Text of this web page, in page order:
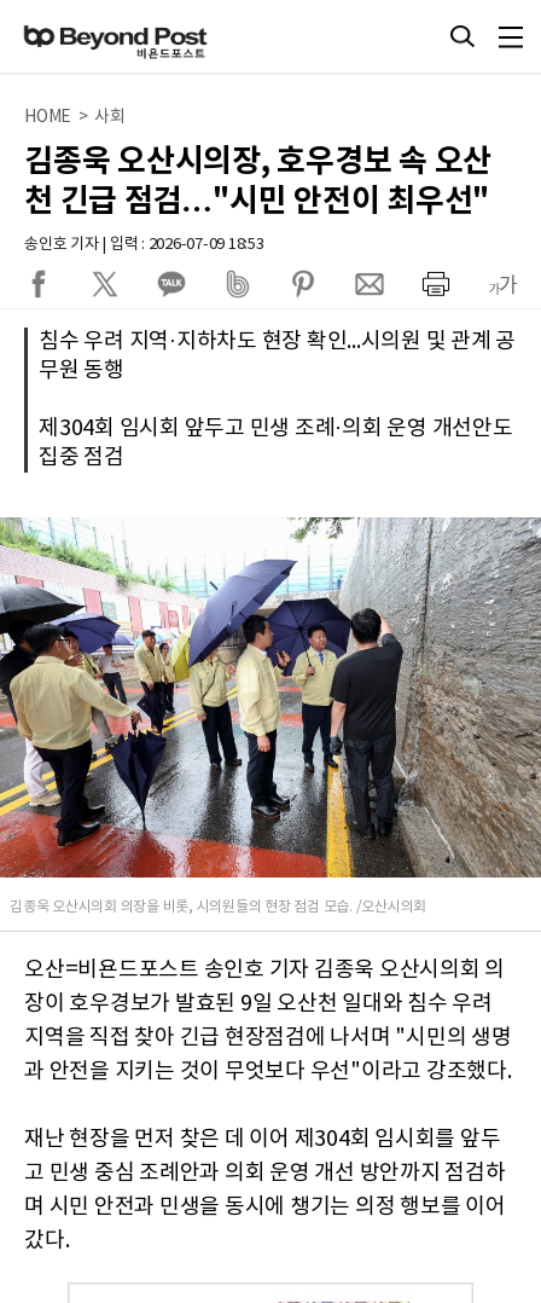
HOME > 사회
김종욱 오산시의장, 호우경보 속 오산
천 긴급 점검…"시민 안전이 최우선"
송인호 기자 | 입력 : 2026-07-09 18:53
침수 우려 지역·지하차도 현장 확인...시의원 및 관계 공
무원 동행
제304회 임시회 앞두고 민생 조례·의회 운영 개선안도
집중 점검
김종욱 오산시의회 의장을 비롯, 시의원들의 현장 점검 모습. /오산시의회
오산=비욘드포스트 송인호 기자 김종욱 오산시의회 의
장이 호우경보가 발효된 9일 오산천 일대와 침수 우려
지역을 직접 찾아 긴급 현장점검에 나서며 "시민의 생명
과 안전을 지키는 것이 무엇보다 우선"이라고 강조했다.
재난 현장을 먼저 찾은 데 이어 제304회 임시회를 앞두
고 민생 중심 조례안과 의회 운영 개선 방안까지 점검하
며 시민 안전과 민생을 동시에 챙기는 의정 행보를 이어
갔다.